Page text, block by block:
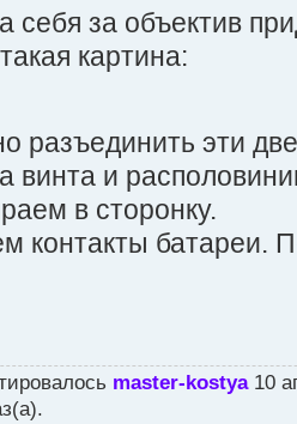
себя за объектив
картина:
разъединить эти
винта и
в сторонку.
контакты батареи.
master-kostya10